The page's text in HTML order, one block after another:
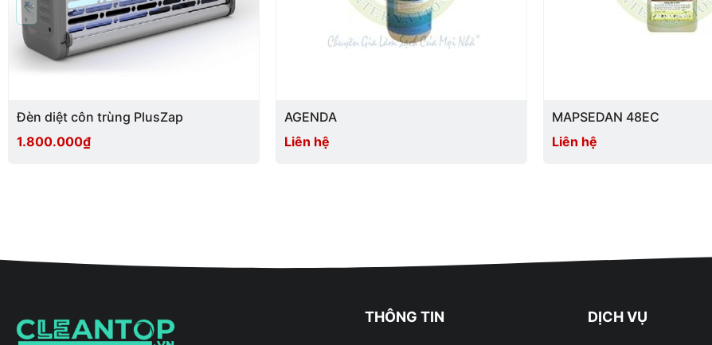
Đèn diệt côn trùng PlusZap
1.800.000₫
AGENDA
Liên hệ
MAPSEDAN 48EC
Liên hệ
THÔNG TIN DỊCH VỤ